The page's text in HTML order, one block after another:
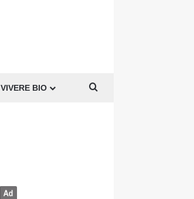
VIVERE BIO